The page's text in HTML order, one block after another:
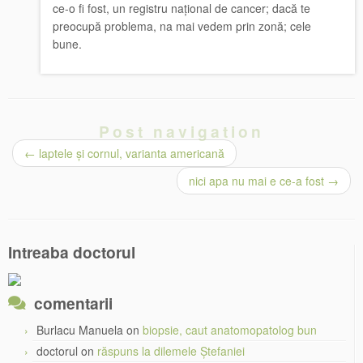
ce-o fi fost, un registru național de cancer; dacă te
preocupă problema, na mai vedem prin zonă; cele
bune.
Post navigation
← laptele și cornul, varianta americană
nici apa nu mai e ce-a fost →
Intreaba doctorul
comentarii
Burlacu Manuela on biopsie, caut anatomopatolog bun
doctorul on răspuns la dilemele Ștefaniei